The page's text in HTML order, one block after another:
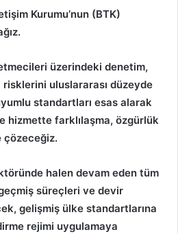
Kurumu’nun (BTK)
üzerindeki denetim,
risklerini uluslararası düzeyde
standartları esas alarak
hizmette farklılaşma, özgürlük
çözeceğiz.
halen devam eden tüm
süreçleri ve devir
gelişmiş ülke standartlarına
rejimi uygulamaya